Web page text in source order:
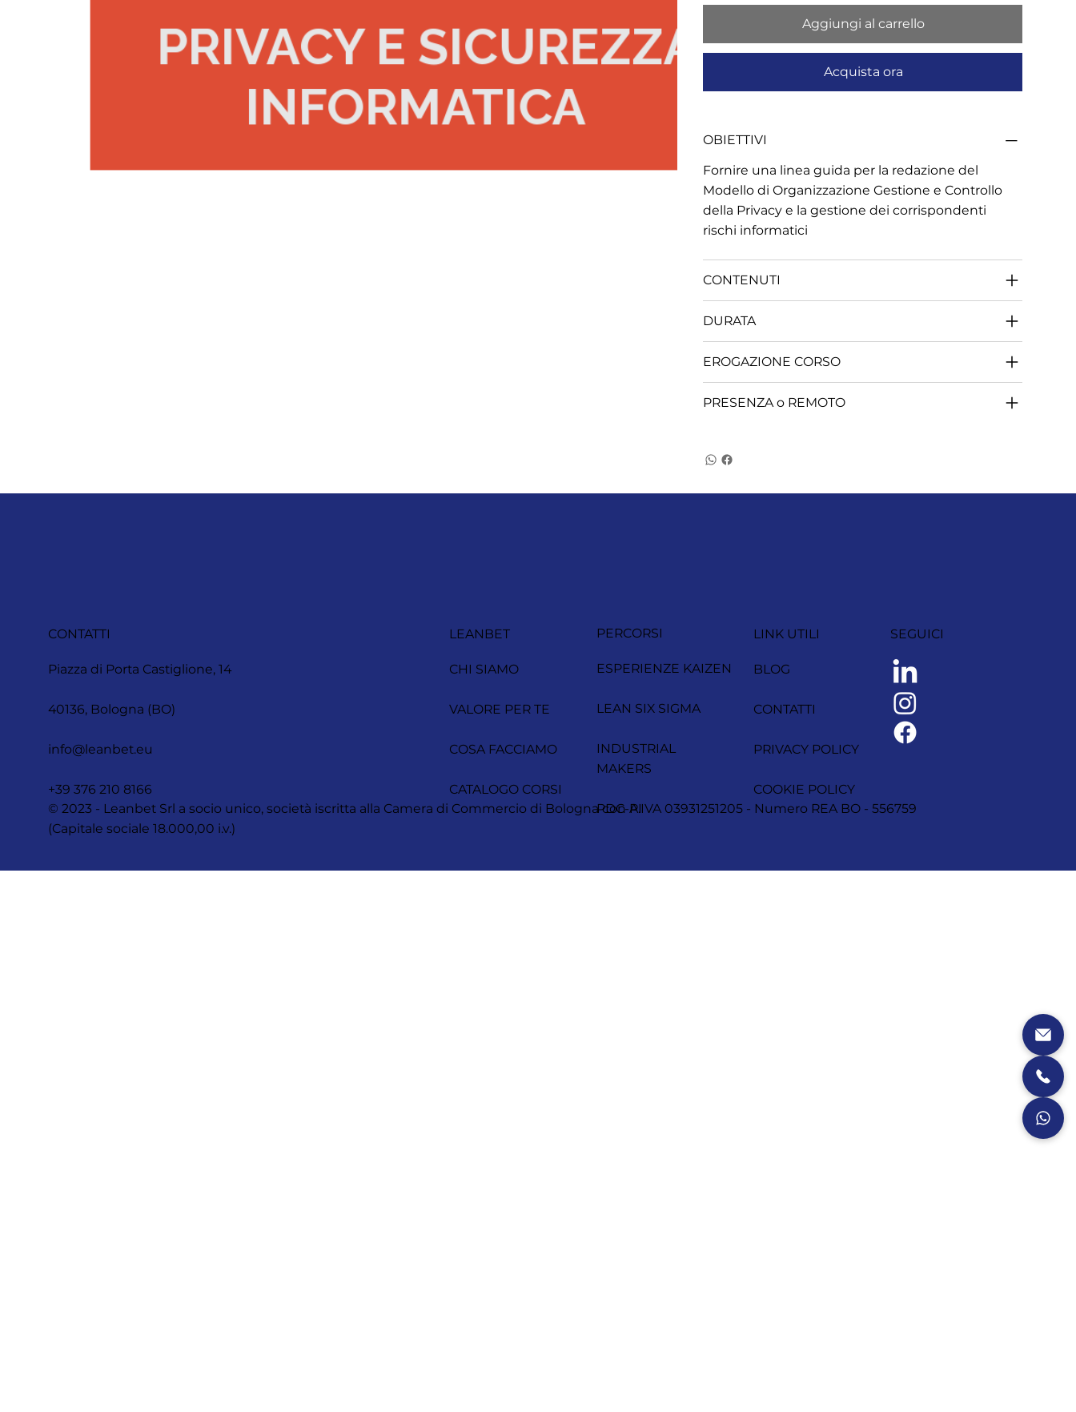
Aggiungi al carrello
Acquista ora
OBIETTIVI
Fornire una linea guida per la redazione del
Modello di Organizzazione Gestione e Controllo
della Privacy e la gestione dei corrispondenti
rischi informatici
CONTENUTI
DURATA
EROGAZIONE CORSO
PRESENZA o REMOTO
CONTATTI
Piazza di Porta Castiglione, 14
40136, Bologna (BO)
info@leanbet.eu
+39 376 210 8166
LEANBET
CHI SIAMO
VALORE PER TE
COSA FACCIAMO
CATALOGO CORSI
PERCORSI
ESPERIENZE KAIZEN
LEAN SIX SIGMA
INDUSTRIAL
MAKERS
PDC-AI
LINK UTILI
BLOG
CONTATTI
PRIVACY POLICY
COOKIE POLICY
SEGUICI
© 2023 - Leanbet Srl a socio unico, società iscritta alla Camera di Commercio di Bologna con P.IVA 03931251205 - Numero REA BO - 556759
(Capitale sociale 18.000,00 i.v.)